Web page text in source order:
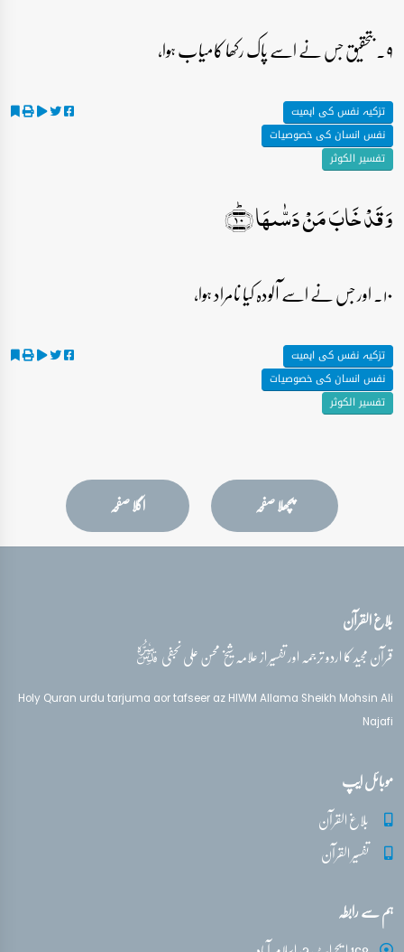
۹۔ بتحقیق جس نے اسے پاک رکھا کامیاب ہوا،
تزکیہ نفس کی اہمیت
نفس انسان کی خصوصیات
تفسیر الکوثر
وَ قَدۡ خَابَ مَنۡ دَسّٰىہَا ﴿ؕ۱۰﴾
۱۰۔ اور جس نے اسے آلودہ کیا نامراد ہوا،
تزکیہ نفس کی اہمیت
نفس انسان کی خصوصیات
تفسیر الکوثر
پچھلا صفحہ اگلا صفحہ
بلاغ القرآن
قرآن مجید کا اردو ترجمہ اور تفسیر از علامہ شیخ محسن علی نجفیقدس‌سره
Holy Quran urdu tarjuma aor tafseer az HIWM Allama Sheikh Mohsin Ali
Najafi
موبائل ایپ
بلاغ القرآن
تفسیر القرآن
ہم سے رابطہ